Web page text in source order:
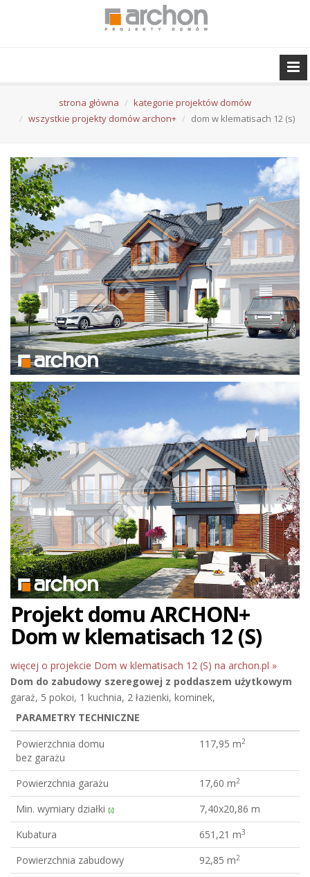
strona główna
kategorie projektów domów
wszystkie projekty domów archon+
dom w klematisach 12 (s)
Projekt domu ARCHON+
Dom w klematisach 12 (S)
więcej o projekcie Dom w klematisach 12 (S) na archon.pl »
Dom do zabudowy szeregowej z poddaszem użytkowym
garaż, 5 pokoi, 1 kuchnia, 2 łazienki, kominek,
PARAMETRY TECHNICZNE
Powierzchnia domu
bez garażu
117,95 m2
Powierzchnia garażu 17,60 m2
Min. wymiary działki [i]
7,40x20,86 m
Kubatura
651,21 m3
Powierzchnia zabudowy 92,85 m2